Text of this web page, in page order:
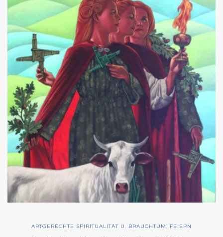
ARTGERECHTE SPIRITUALITÄT U. BRAUCHTUM, FEIERN